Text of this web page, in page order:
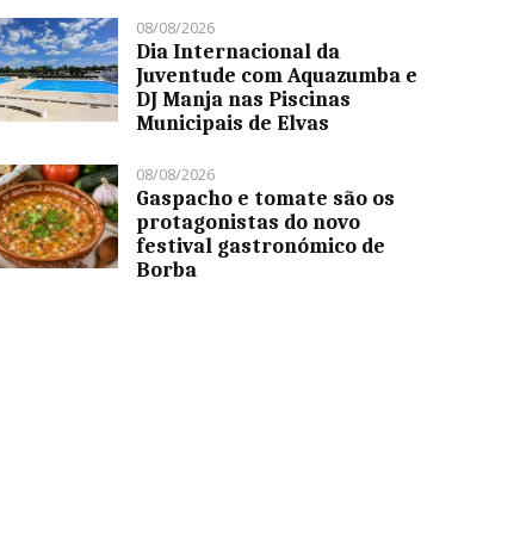
08/08/2026
Dia Internacional da
Juventude com Aquazumba e
DJ Manja nas Piscinas
Municipais de Elvas
08/08/2026
Gaspacho e tomate são os
protagonistas do novo
festival gastronómico de
Borba